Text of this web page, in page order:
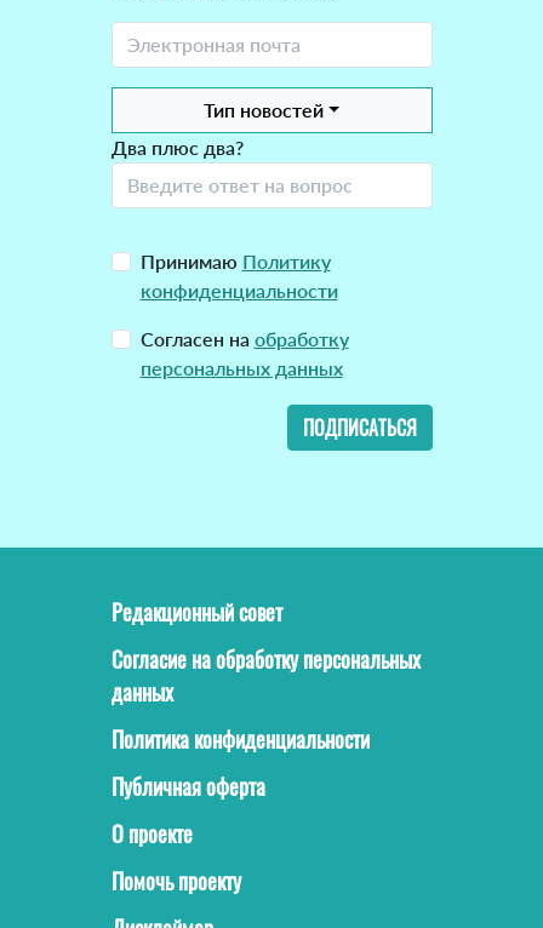
Тип новостей
Два плюс два?
Принимаю Политику
конфиденциальности
Согласен на обработку
персональных данных
ПОДПИСАТЬСЯ
Редакционный совет
Согласие на обработку персональных
данных
Политика конфиденциальности
Публичная оферта
О проекте
Помочь проекту